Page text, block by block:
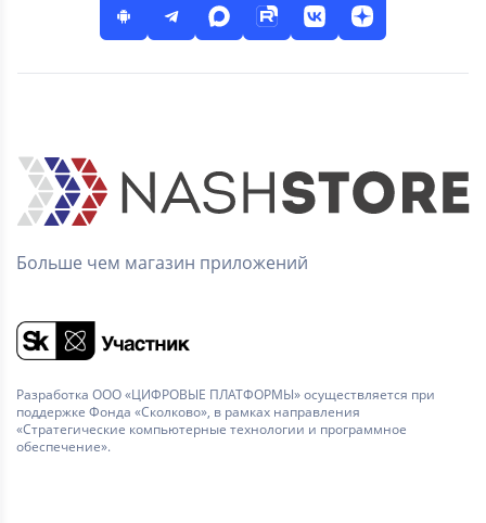
Больше чем магазин приложений
Разработка ООО «ЦИФРОВЫЕ ПЛАТФОРМЫ» осуществляется при
поддержке Фонда «Сколково», в рамках направления
«Стратегические компьютерные технологии и программное
обеспечение».